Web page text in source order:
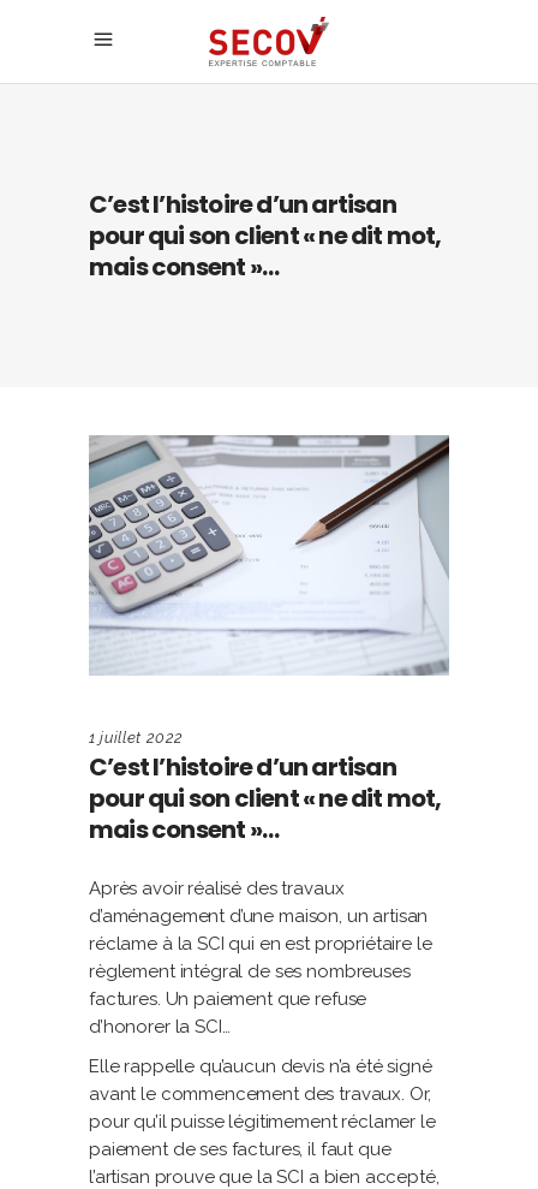
C’est l’histoire d’un artisan
pour qui son client « ne dit mot,
mais consent »…
1 juillet 2022
C’est l’histoire d’un artisan
pour qui son client « ne dit mot,
mais consent »…
Après avoir réalisé des travaux
d’aménagement d’une maison, un artisan
réclame à la SCI qui en est propriétaire le
règlement intégral de ses nombreuses
factures. Un paiement que refuse
d’honorer la SCI…
Elle rappelle qu’aucun devis n’a été signé
avant le commencement des travaux. Or,
pour qu’il puisse légitimement réclamer le
paiement de ses factures, il faut que
l’artisan prouve que la SCI a bien accepté,